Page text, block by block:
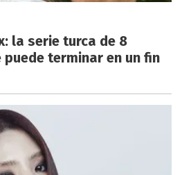
la serie turca de 8
terminar en un fin